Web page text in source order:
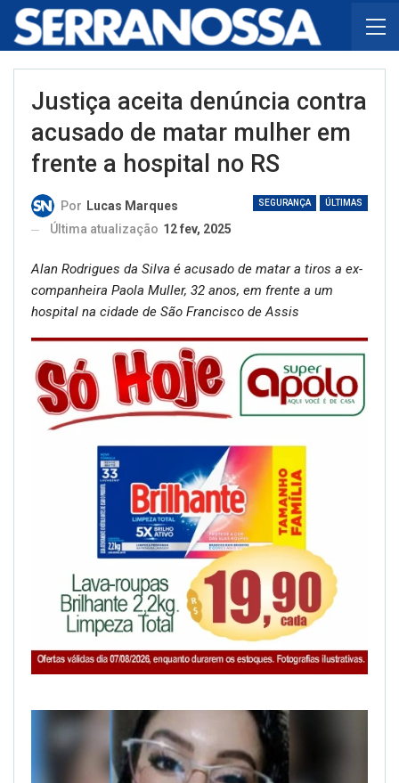
Justiça aceita denúncia contra
acusado de matar mulher em
frente a hospital no RS
SEGURANÇA ÚLTIMAS
Por Lucas Marques
Última atualização 12 fev, 2025
Alan Rodrigues da Silva é acusado de matar a tiros a ex-
companheira Paola Muller, 32 anos, em frente a um
hospital na cidade de São Francisco de Assis